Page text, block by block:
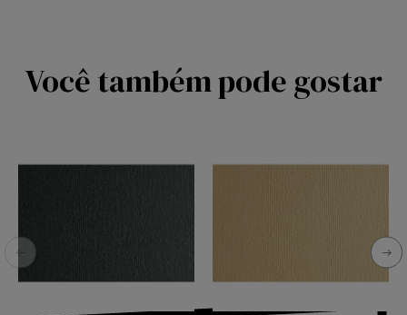
Você também pode gostar